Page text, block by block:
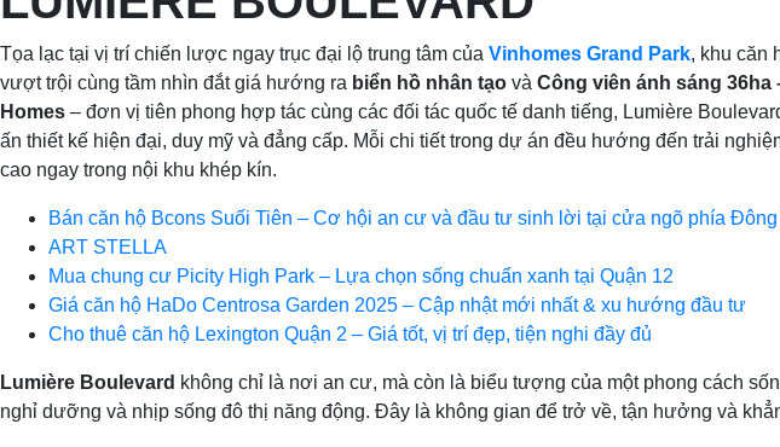
Tọa lạc tại vị trí chiến lược ngay trục đại lộ trung tâm của Vinhomes Grand Park, khu căn
vượt trội cùng tầm nhìn đắt giá hướng ra biển hồ nhân tạo và Công viên ánh sáng
Homes – đơn vị tiên phong hợp tác cùng các đối tác quốc tế danh tiếng, Lumière
ấn thiết kế hiện đại, duy mỹ và đẳng cấp. Mỗi chi tiết trong dự án đều hướng đến trải
cao ngay trong nội khu khép kín.
Bán căn hộ Bcons Suối Tiên – Cơ hội an cư và đầu tư sinh lời tại cửa ngõ phía Đông
ART STELLA
Mua chung cư Picity High Park – Lựa chọn sống chuẩn xanh tại Quận 12
Giá căn hộ HaDo Centrosa Garden 2025 – Cập nhật mới nhất & xu hướng đầu tư
Cho thuê căn hộ Lexington Quận 2 – Giá tốt, vị trí đẹp, tiện nghi đầy đủ
Lumière Boulevard không chỉ là nơi an cư, mà còn là biểu tượng của một phong cách
nghỉ dưỡng và nhịp sống đô thị năng động. Đây là không gian để trở về, tận hưởng và